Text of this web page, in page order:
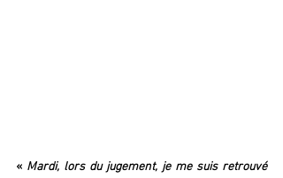
« Mardi, lors du jugement, je me suis retrouvé